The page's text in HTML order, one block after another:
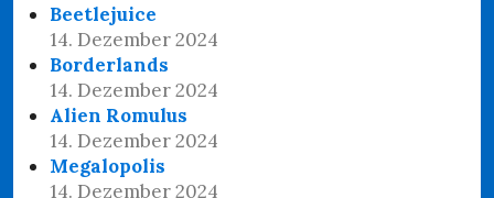
Beetlejuice
14. Dezember 2024
Borderlands
14. Dezember 2024
Alien Romulus
14. Dezember 2024
Megalopolis
14. Dezember 2024